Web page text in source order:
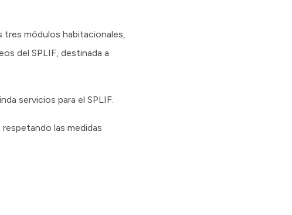
tres módulos habitacionales,
del SPLIF, destinada a
servicios para el SPLIF.
las medidas